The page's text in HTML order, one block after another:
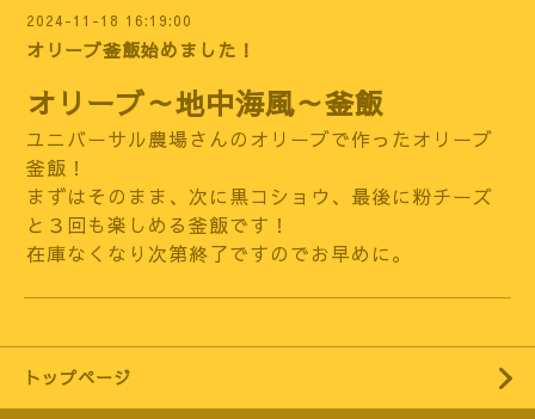
2024-11-18 16:19:00
オリーブ釜飯始めました！
オリーブ～地中海風～釜飯
ユニバーサル農場さんのオリーブで作ったオリーブ
釜飯！
まずはそのまま、次に黒コショウ、最後に粉チーズ
と３回も楽しめる釜飯です！
在庫なくなり次第終了ですのでお早めに。
トップページ